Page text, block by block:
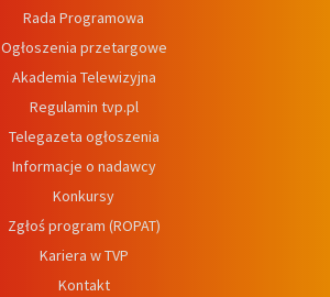
Rada Programowa
Ogłoszenia przetargowe
Akademia Telewizyjna
Regulamin tvp.pl
Telegazeta ogłoszenia
Informacje o nadawcy
Konkursy
Zgłoś program (ROPAT)
Kariera w TVP
Kontakt